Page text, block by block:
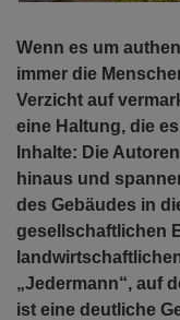
Wenn es um
immer die
Verzicht auf
eine Haltung, die
Inhalte: Die
hinaus und
des Gebäudes in
gesellschaftlichen
„Jedermann“, auf
ist eine deutliche